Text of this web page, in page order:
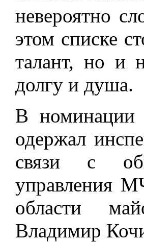
невероятно
этом списке
талант, но и
долгу и душа.
В номинации
одержал
связи с
управления
области
Владимир